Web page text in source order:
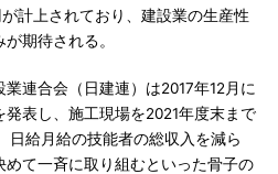
計上されており、建設業の生産性
期待される。
連合会（日建連）は2017年12月に
発表し、施工現場を2021年度末まで
日給月給の技能者の総収入を減ら
て一斉に取り組むといった骨子の